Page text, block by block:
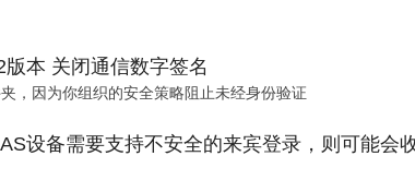
本 关闭通信数字签名
，因为你组织的安全策略阻止未经身份验证
设备需要支持不安全的来宾登录，则可能会